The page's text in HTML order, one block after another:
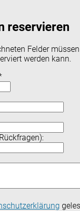
reservieren
Felder
werden kann.